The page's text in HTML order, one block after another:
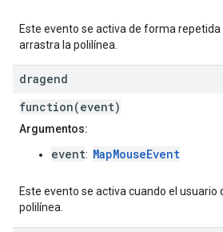
Este evento se activa de forma
arrastra la polilínea.
dragend
function(event)
Argumentos:
event: MapMouseEvent
Este evento se activa cuando el usuario
polilínea.